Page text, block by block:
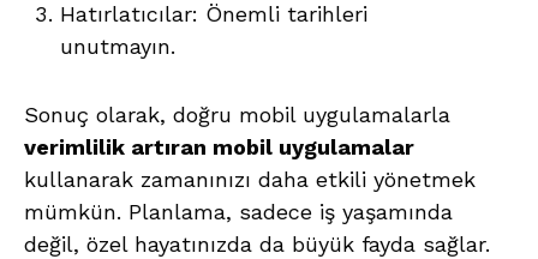
Hatırlatıcılar: Önemli tarihleri
unutmayın.
Sonuç olarak, doğru mobil uygulamalarla
verimlilik artıran mobil uygulamalar
kullanarak zamanınızı daha etkili yönetmek
mümkün. Planlama, sadece iş yaşamında
değil, özel hayatınızda da büyük fayda sağlar.